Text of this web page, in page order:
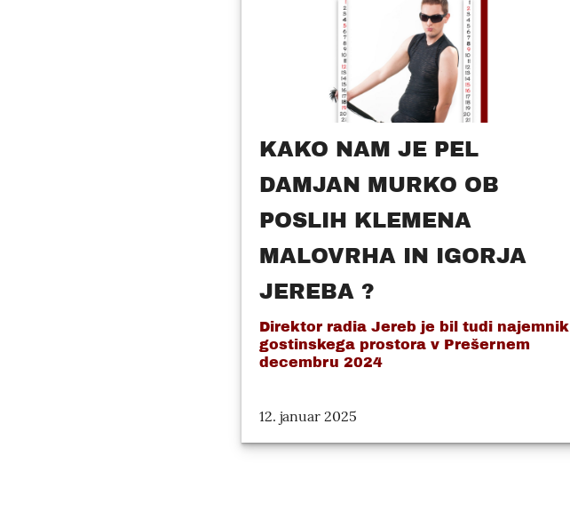
KAKO NAM JE PEL
DAMJAN MURKO OB
POSLIH KLEMENA
MALOVRHA IN IGORJA
JEREBA ?
Direktor radia Jereb je bil tudi najemnik
gostinskega prostora v Prešernem
decembru 2024
12. januar 2025